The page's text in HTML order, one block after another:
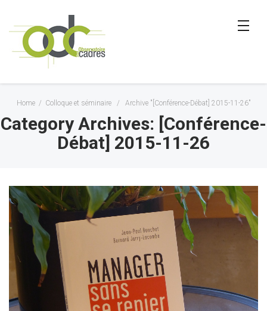
Home / Colloque et séminaire / Archive "[Conférence-Débat] 2015-11-26"
Category Archives: [Conférence-
Débat] 2015-11-26